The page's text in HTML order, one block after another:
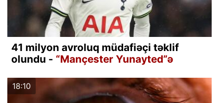
41 milyon avroluq müdafiəçi təklif
olundu - “Mançester Yunayted”ə
18:10